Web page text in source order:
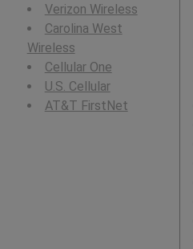
Verizon Wireless
Carolina West
Wireless
Cellular One
U.S. Cellular
AT&T FirstNet